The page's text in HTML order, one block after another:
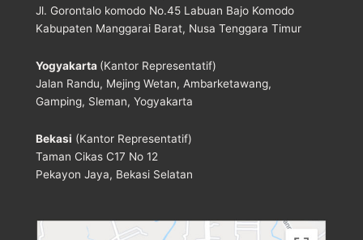
Jl. Gorontalo komodo No.45 Labuan Bajo Komodo
Kabupaten Manggarai Barat, Nusa Tenggara Timur
Yogyakarta (Kantor Representatif)
Jalan Randu, Mejing Wetan, Ambarketawang,
Gamping, Sleman, Yogyakarta
Bekasi (Kantor Representatif)
Taman Cikas C17 No 12
Pekayon Jaya, Bekasi Selatan